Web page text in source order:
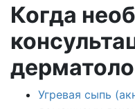
Когда
Угревая сыпь